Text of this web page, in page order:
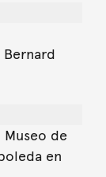
Bernard
Museo de
en